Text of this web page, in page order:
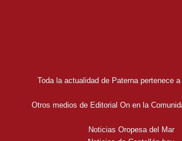
Toda la actualidad de Paterna pertenece
Otros medios de Editorial On en la
Noticias Oropesa del Mar